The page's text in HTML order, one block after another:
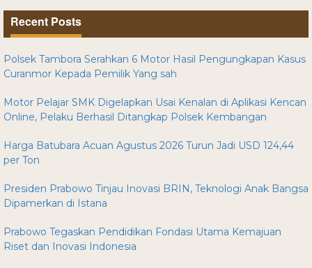
Recent Posts
Polsek Tambora Serahkan 6 Motor Hasil Pengungkapan Kasus
Curanmor Kepada Pemilik Yang sah
Motor Pelajar SMK Digelapkan Usai Kenalan di Aplikasi Kencan
Online, Pelaku Berhasil Ditangkap Polsek Kembangan
Harga Batubara Acuan Agustus 2026 Turun Jadi USD 124,44
per Ton
Presiden Prabowo Tinjau Inovasi BRIN, Teknologi Anak Bangsa
Dipamerkan di Istana
Prabowo Tegaskan Pendidikan Fondasi Utama Kemajuan
Riset dan Inovasi Indonesia